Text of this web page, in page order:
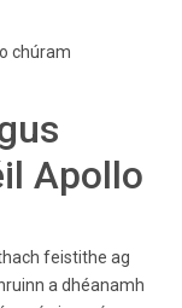
chúram
Apollo
feistithe ag
a dhéanamh